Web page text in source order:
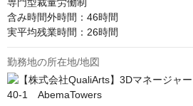
専門型裁量労働制
含み時間外時間：46時間
実平均残業時間：26時間
勤務地の所在地/地図